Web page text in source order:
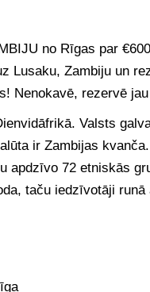
no Rīgas par
Lusaku, Zambiju un
Nenokavē, rezervē
Valsts
ir Zambijas
apdzīvo 72 etniskās
taču iedzīvotāji